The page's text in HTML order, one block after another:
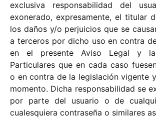
exclusiva responsabilidad del
exonerado, expresamente, el titular
los daños y/o perjuicios que se
a terceros por dicho uso en contra
en el presente Aviso Legal y
Particulares que en cada caso
o en contra de la legislación vigente
momento. Dicha responsabilidad se
por parte del usuario o de
cualesquiera contraseña o similares